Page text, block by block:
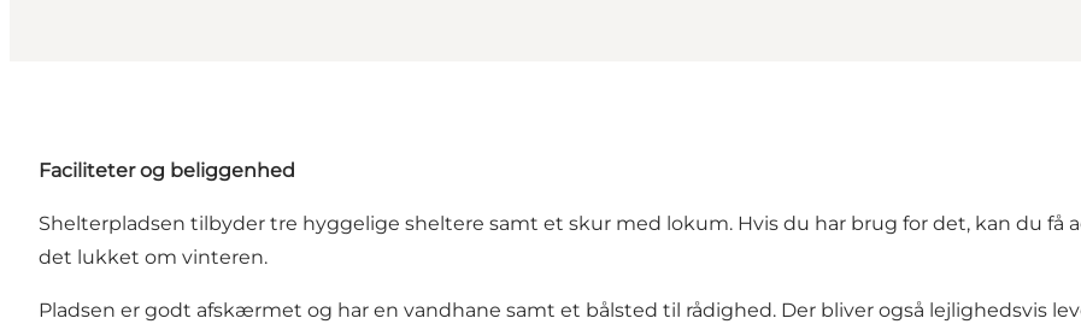
Faciliteter og beliggenhed
Shelterpladsen tilbyder tre hyggelige sheltere samt et skur med lokum. Hvis du har brug for det, kan du få
det lukket om vinteren.
Pladsen er godt afskærmet og har en vandhane samt et bålsted til rådighed. Der bliver også lejlighedsvis